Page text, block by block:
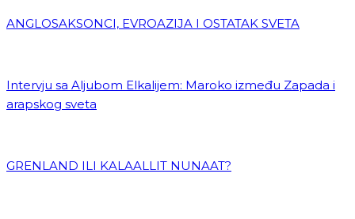
ANGLOSAKSONCI, EVROAZIJA I OSTATAK SVETA
Intervju sa Aljubom Elkalijem: Maroko između Zapada i
arapskog sveta
GRENLAND ILI KALAALLIT NUNAAT?